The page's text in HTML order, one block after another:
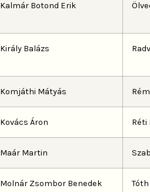
Kalmár Botond Erik
Király Balázs
Komjáthi Mátyás
Kovács Áron Réti
Maár Martin
Molnár Zsombor Benedek